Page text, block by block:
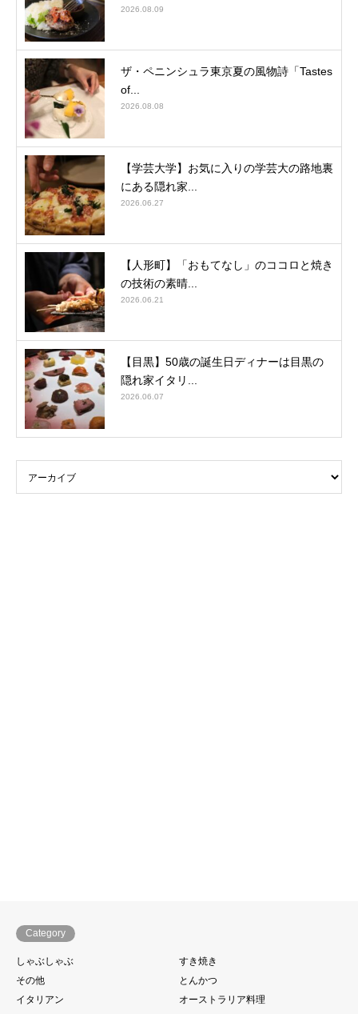
2026.08.09
ザ・ペニンシュラ東京夏の風物詩「Tastes
of...
2026.08.08
【学芸大学】お気に入りの学芸大の路地裏
にある隠れ家...
2026.06.27
【人形町】「おもてなし」のココロと焼き
の技術の素晴...
2026.06.21
【目黒】50歳の誕生日ディナーは目黒の
隠れ家イタリ...
2026.06.07
Category
しゃぶしゃぶ
すき焼き
その他
とんかつ
イタリアン
オーストラリア料理